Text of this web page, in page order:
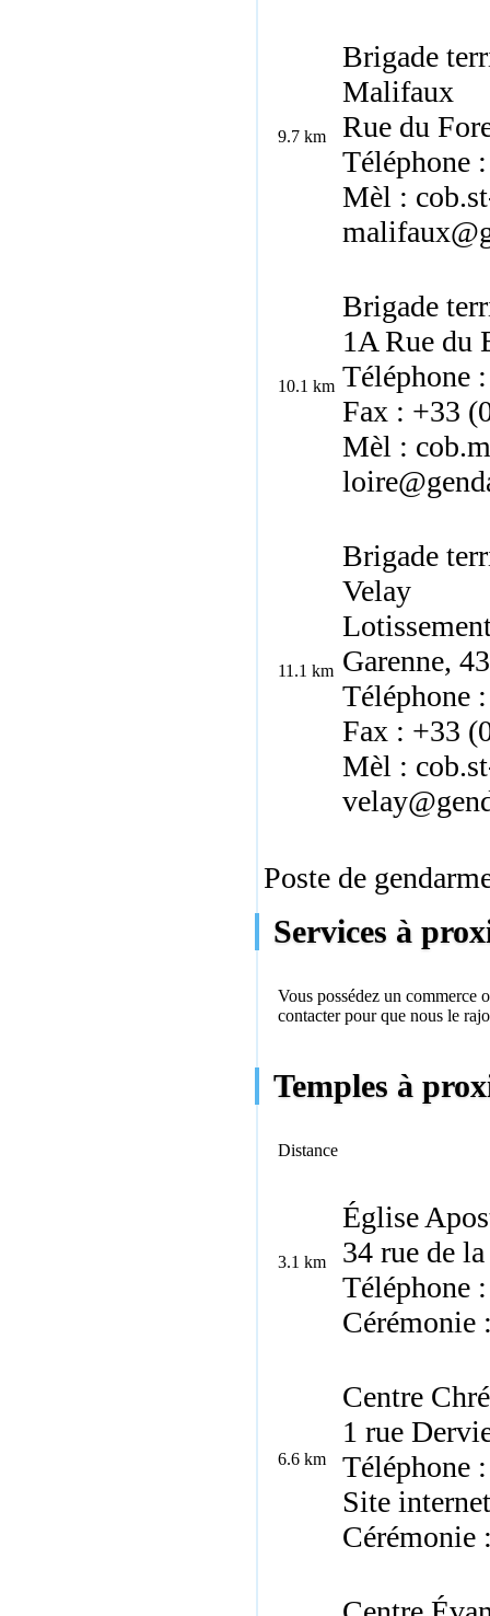
9.7 km
Brigade
Malifaux
Rue du
Téléphone
Mèl :
10.1 km
Brigade
1A Rue
Téléphone
Fax : +33
Mèl :
11.1 km
Brigade
Velay
Garenne,
Téléphone
Fax : +33
Mèl :
Poste de
Services à
Vous possédez un commerce
contacterpour que nous le
Temples à
Distance
3.1 km
Église
34 rue de
Téléphone
Cérémonie
6.6 km
Centre
1 rue
Téléphone
Site
Cérémonie